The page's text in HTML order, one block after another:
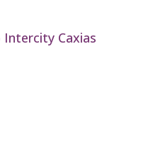
Caxias